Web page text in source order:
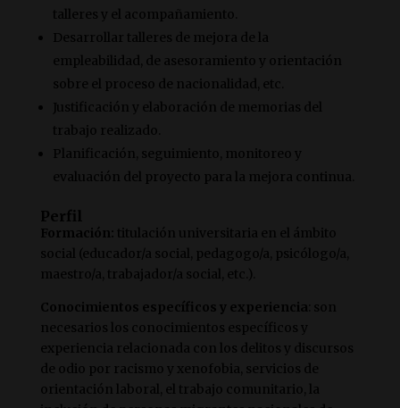
talleres y el acompañamiento.
Desarrollar talleres de mejora de la
empleabilidad, de asesoramiento y orientación
sobre el proceso de nacionalidad, etc.
Justificación y elaboración de memorias del
trabajo realizado.
Planificación, seguimiento, monitoreo y
evaluación del proyecto para la mejora continua.
Perfil
Formación: titulación universitaria en el ámbito
social (educador/a social, pedagogo/a, psicólogo/a,
maestro/a, trabajador/a social, etc.).
Conocimientos específicos y experiencia : son
necesarios los conocimientos específicos y
experiencia relacionada con los delitos y discursos
de odio por racismo y xenofobia, servicios de
orientación laboral, el trabajo comunitario, la